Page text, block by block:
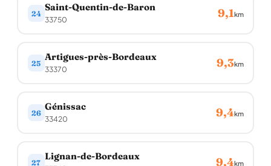
24
Saint-Quentin-de-Baron
33750 9,1km
25
Artigues-près-Bordeaux
33370 9,3km
26
Génissac
33420 9,4km
27
Lignan-de-Bordeaux 9,4km